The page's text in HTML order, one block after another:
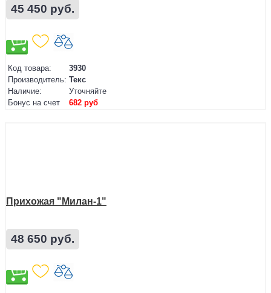
45 450 руб.
Код товара:
3930
Производитель: Текс
Наличие:
Уточняйте
Бонус на счет
682 руб
Прихожая "Милан-1"
48 650 руб.